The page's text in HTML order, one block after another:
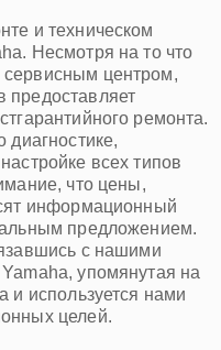
и техническом
Несмотря на то что
центром,
ремонта.
диагностике,
всех типов
что цены,
информационный
предложением.
с нашими
упомянутая на
и используется нами
целей.